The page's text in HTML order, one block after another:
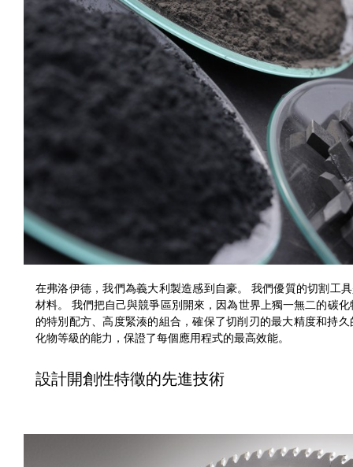
在弗洛伊德，我們為義大利製造感到自豪。 我們優質的切割工
材料。 我們把自己與競爭區別開來，因為世界上獨一無二的碳
的特別配方、高度緊湊的組合，確保了切削刃的最大精度和持
化物等級的能力，保證了每個應用程式的最高效能。
設計開創性特徵的先進技術